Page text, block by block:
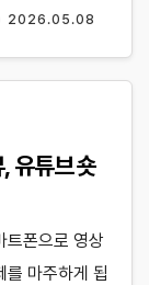
2026.05.08
유튜브 숏
트폰으로 영상
를 마주하게 됩